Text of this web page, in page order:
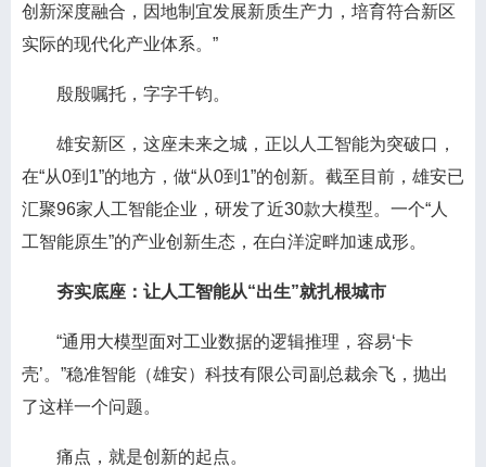
创新深度融合，因地制宜发展新质生产力，培育符合新区
实际的现代化产业体系。”
殷殷嘱托，字字千钧。
雄安新区，这座未来之城，正以人工智能为突破口，
在“从0到1”的地方，做“从0到1”的创新。截至目前，雄安已
汇聚96家人工智能企业，研发了近30款大模型。一个“人
工智能原生”的产业创新生态，在白洋淀畔加速成形。
夯实底座：让人工智能从“出生”就扎根城市
“通用大模型面对工业数据的逻辑推理，容易‘卡
壳’。”稳准智能（雄安）科技有限公司副总裁余飞，抛出
了这样一个问题。
痛点，就是创新的起点。